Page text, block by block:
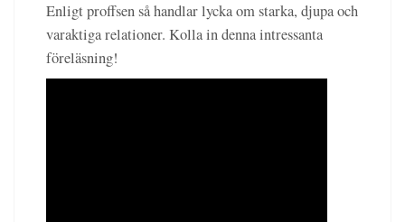
Enligt proffsen så handlar lycka om starka, djupa och
varaktiga relationer. Kolla in denna intressanta
föreläsning!